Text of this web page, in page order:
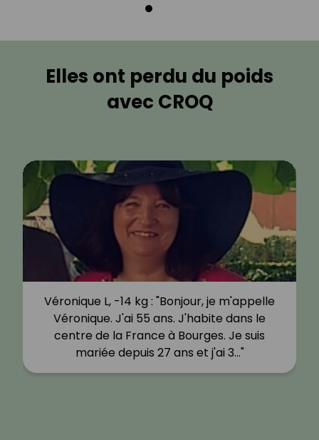
Elles ont perdu du poids
avec CROQ
Véronique L, -14 kg : "Bonjour, je m'appelle
Véronique. J'ai 55 ans. J'habite dans le
centre de la France à Bourges. Je suis
mariée depuis 27 ans et j'ai 3…"